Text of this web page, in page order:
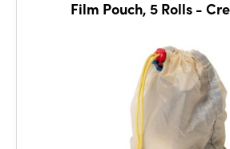
Film Pouch, 5 Rolls -